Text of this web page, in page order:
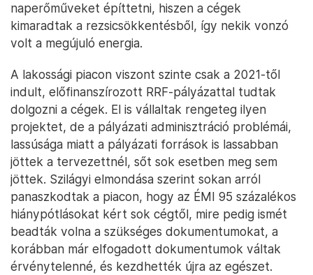
naperőműveket építtetni, hiszen a cégek
kimaradtak a rezsicsökkentésből, így nekik vonzó
volt a megújuló energia.
A lakossági piacon viszont szinte csak a 2021-től
indult, előfinanszírozott RRF-pályázattal tudtak
dolgozni a cégek. El is vállaltak rengeteg ilyen
projektet, de a pályázati adminisztráció problémái,
lassúsága miatt a pályázati források is lassabban
jöttek a tervezettnél, sőt sok esetben meg sem
jöttek. Szilágyi elmondása szerint sokan arról
panaszkodtak a piacon, hogy az ÉMI 95 százalékos
hiánypótlásokat kért sok cégtől, mire pedig ismét
beadták volna a szükséges dokumentumokat, a
korábban már elfogadott dokumentumok váltak
érvénytelenné, és kezdhették újra az egészet.